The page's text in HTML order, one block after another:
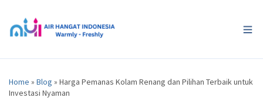
Home » Blog » Harga Pemanas Kolam Renang dan Pilihan Terbaik untuk
Investasi Nyaman